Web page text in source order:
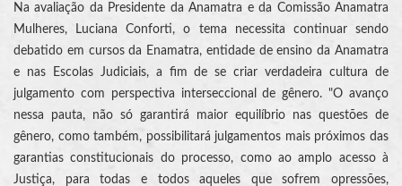
Na avaliação da Presidente da Anamatra e da Comissão Anamatra
Mulheres, Luciana Conforti, o tema necessita continuar sendo
debatido em cursos da Enamatra, entidade de ensino da Anamatra
e nas Escolas Judiciais, a fim de se criar verdadeira cultura de
julgamento com perspectiva interseccional de gênero. "O avanço
nessa pauta, não só garantirá maior equilíbrio nas questões de
gênero, como também, possibilitará julgamentos mais próximos das
garantias constitucionais do processo, como ao amplo acesso à
Justiça, para todas e todos aqueles que sofrem opressões,